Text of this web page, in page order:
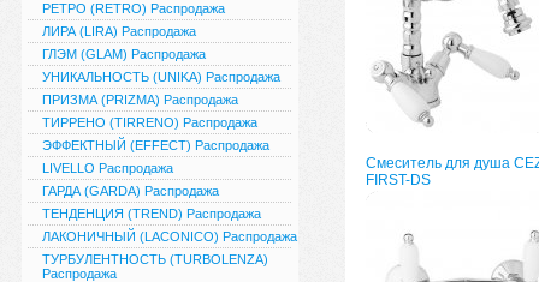
РЕТРО (RETRO) Распродажа
ЛИРА (LIRA) Распродажа
ГЛЭМ (GLAM) Распродажа
УНИКАЛЬНОСТЬ (UNIKA) Распродажа
ПРИЗМА (PRIZMA) Распродажа
ТИРРЕНО (TIRRENO) Распродажа
ЭФФЕКТНЫЙ (EFFECT) Распродажа
LIVELLO Распродажа
ГАРДА (GARDA) Распродажа
ТЕНДЕНЦИЯ (TREND) Распродажа
ЛАКОНИЧНЫЙ (LACONICO) Распродажа
ТУРБУЛЕНТНОСТЬ (TURBOLENZA)
Распродажа
Смеситель для душа
FIRST-DS